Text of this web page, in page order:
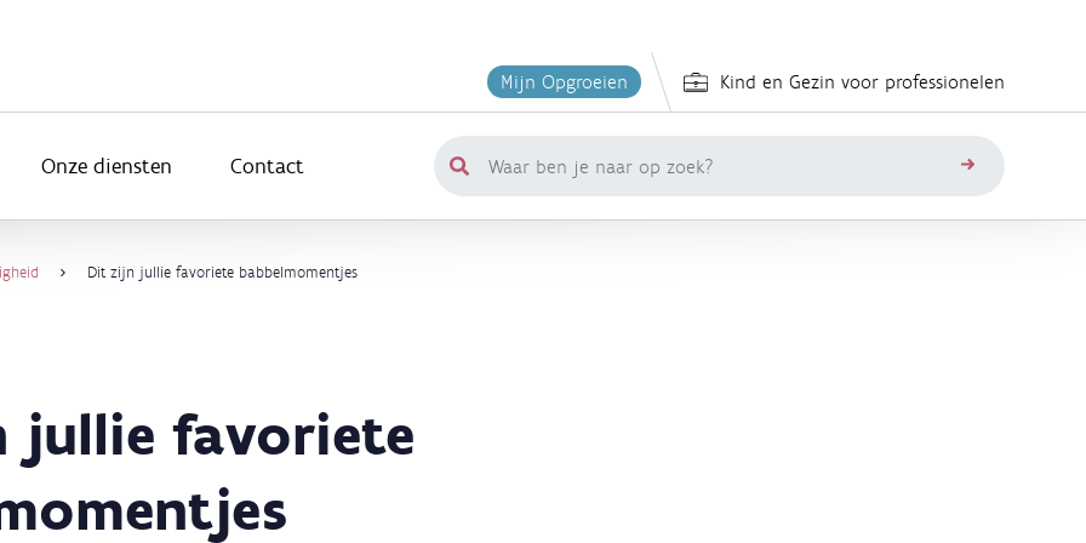
Mijn Opgroeien Kind en Gezin voor professionelen
Onze diensten Contact
Waar
Dit zijn jullie favoriete babbelmomentjes
jullie favoriete